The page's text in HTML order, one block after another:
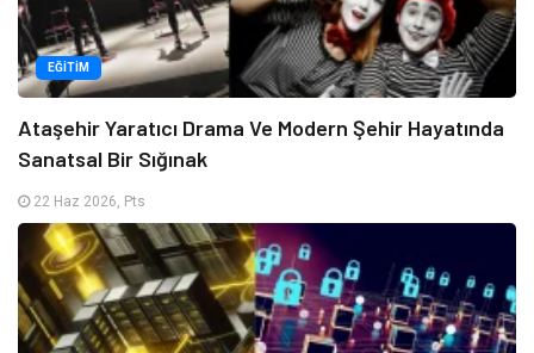
EĞITIM
Ataşehir Yaratıcı Drama Ve Modern Şehir Hayatında
Sanatsal Bir Sığınak
22 Haz 2026, Pts